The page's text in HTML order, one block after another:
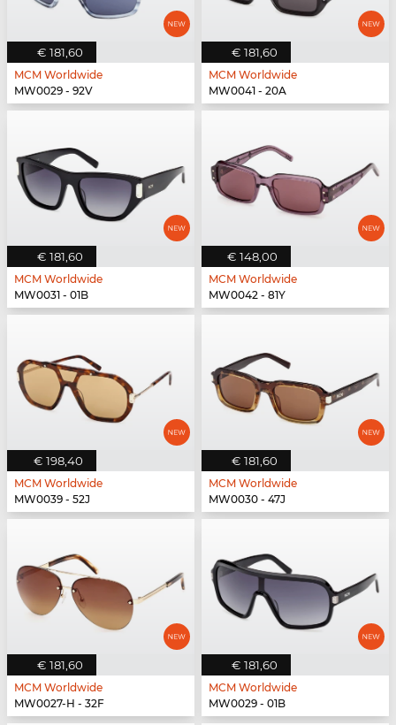
€ 181,60
MCM Worldwide
MW0029 - 92V
€ 181,60
MCM Worldwide
MW0041 - 20A
€ 181,60
MCM Worldwide
MW0031 - 01B
€ 148,00
MCM Worldwide
MW0042 - 81Y
€ 198,40
MCM Worldwide
MW0039 - 52J
€ 181,60
MCM Worldwide
MW0030 - 47J
€ 181,60
MCM Worldwide
MW0027-H - 32F
€ 181,60
MCM Worldwide
MW0029 - 01B